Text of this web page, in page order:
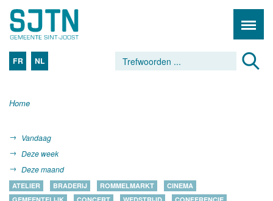
FR NL
Home
Vandaag
Deze week
Deze maand
ATELIER BRADERIJ ROMMELMARKT
CINEMA